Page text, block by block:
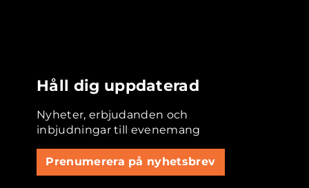
Håll dig uppdaterad
Nyheter, erbjudanden och
inbjudningar till evenemang
Prenumerera på nyhetsbrev